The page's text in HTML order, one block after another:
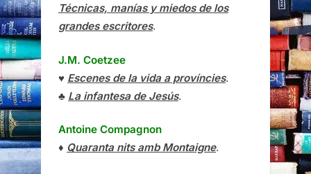
Técnicas, manías y miedos de los
grandes escritores.
J.M. Coetzee
♥ Escenes de la vida a províncies.
♣ La infantesa de Jesús.
Antoine Compagnon
♦ Quaranta nits amb Montaigne.